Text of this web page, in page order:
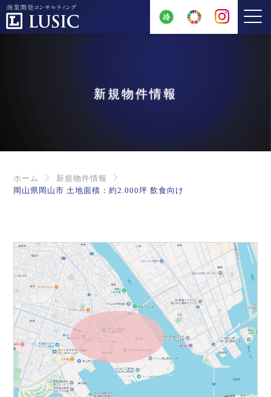
新規物件情報
ホーム
新規物件情報
岡山県岡山市 土地面積：約2.000坪 飲食向け